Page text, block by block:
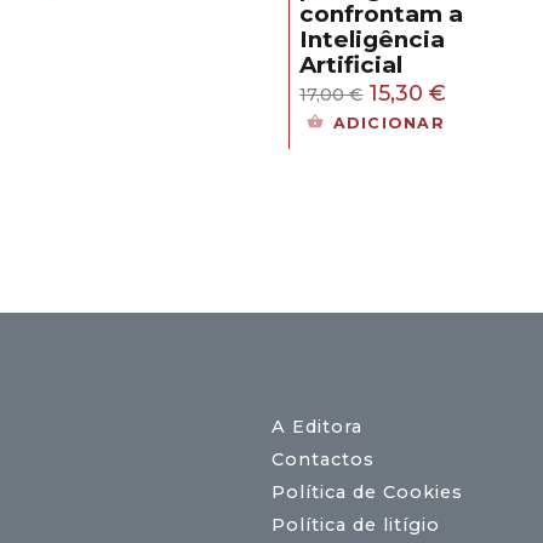
confrontam a
Inteligência
Artificial
17,00€ O
preço
15,30€
ADICIONAR
A Editora
Contactos
Política de Cookies
Política de litígio